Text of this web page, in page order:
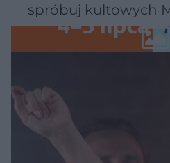
spróbuj kultowych
Wawelu